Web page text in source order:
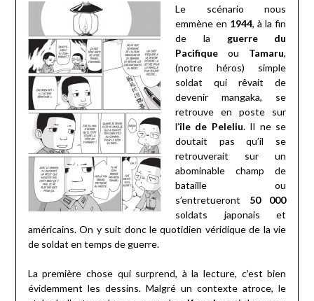
Le scénario nous
emmène en 1944, à la fin
de la guerre du
Pacifiqueou Tamaru,
(notre héros) simple
soldat qui rêvait de
devenir mangaka, se
retrouve en poste sur
l’île de Peleliu. Il ne se
doutait pas qu’il se
retrouverait sur un
abominable champ de
bataille ou
s’entretueront 50 000
soldats japonais et
américains. On y suit donc le quotidien véridique de la vie
de soldat en temps de guerre.
La première chose qui surprend, à la lecture, c’est bien
évidemment les dessins. Malgré un contexte atroce, le